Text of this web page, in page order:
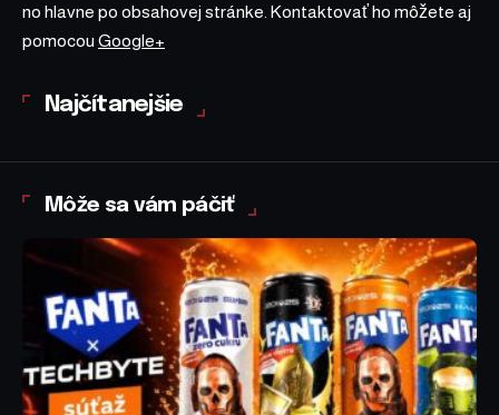
no hlavne po obsahovej stránke. Kontaktovať ho môžete aj
pomocou Google+
Najčítanejšie
Môže sa vám páčiť